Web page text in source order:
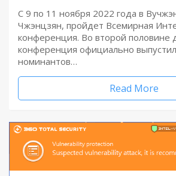
С 9 по 11 ноября 2022 года в
Чжэнцзян, пройдет Всемирная
конференция. Во второй половине
конференция официально
номинантов…
Read More